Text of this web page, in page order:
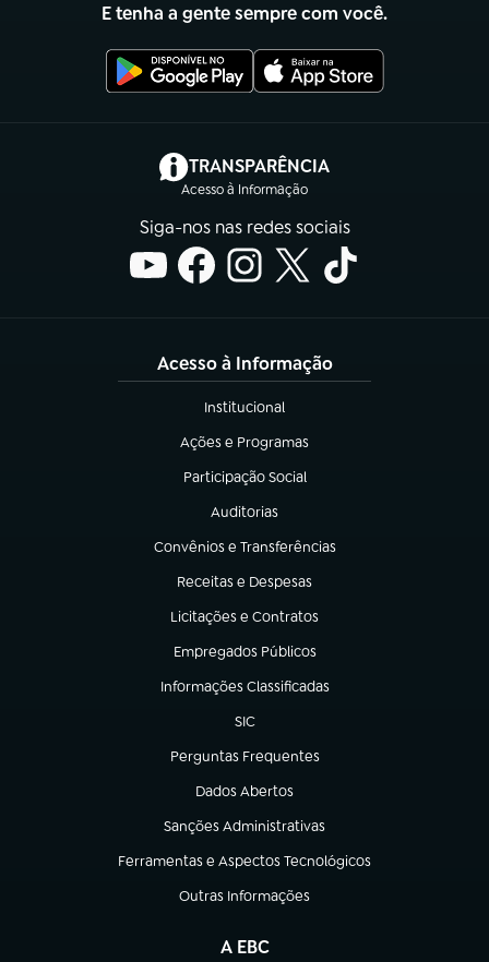
E tenha a gente sempre com você.
TRANSPARÊNCIA
Acesso à Informação
(abre em nova aba)
Siga-nos nas redes sociais
Acesso à Informação
Institucional
(abre em nova aba)
Ações e Programas
(abre em nova aba)
Participação Social
(abre em nova aba)
Auditorias
(abre em nova aba)
Convênios e Transferências
(abre em nova aba)
Receitas e Despesas
(abre em nova aba)
Licitações e Contratos
(abre em nova aba)
Empregados Públicos
(abre em nova aba)
Informações Classificadas
(abre em nova aba)
SIC
(abre em nova aba)
Perguntas Frequentes
(abre em nova aba)
Dados Abertos
(abre em nova aba)
Sanções Administrativas
(abre em nova aba)
Ferramentas e Aspectos Tecnológicos
(abre em nova aba)
Outras Informações
(abre em nova aba)
A EBC